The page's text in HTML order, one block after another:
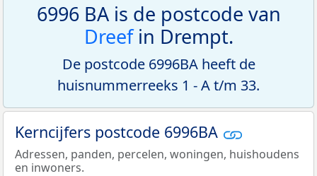
6996 BA is de postcode van
Dreefin Drempt.
De postcode 6996BA heeft de
huisnummerreeks 1 - A t/m 33.
Kerncijfers postcode 6996BA
Adressen, panden, percelen, woningen, huishoudens
en inwoners.